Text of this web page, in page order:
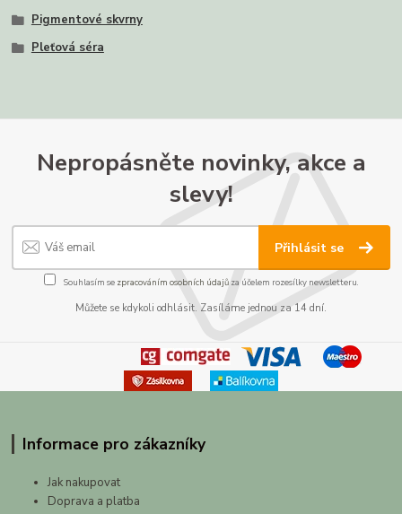
Pigmentové skvrny
Pleťová séra
Nepropásněte novinky, akce a
slevy!
Přihlásit se
Souhlasím se zpracováním osobních údajůza účelem rozesílky newsletteru.
Můžete se kdykoli odhlásit. Zasíláme jednou za 14 dní.
Informace pro zákazníky
Jak nakupovat
Doprava a platba